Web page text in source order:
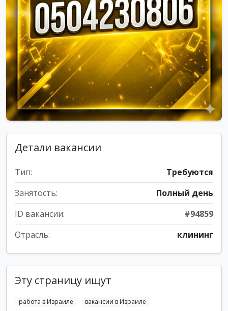
Детали вакансии
Тип:
Требуются
Занятость:
Полный день
ID вакансии:
#94859
Отрасль:
клининг
Эту страницу ищут
работа в Израиле
вакансии в Израиле